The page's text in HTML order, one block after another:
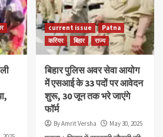
current issue
Patna
करियर
बिहार राज्य
बिहार पुलिस अवर सेवा आयोग
में एसआई के 33 पदों पर आवेदन
शुरू, 30 जून तक भरे जाएंगे
फॉर्म
By Amrit Versha May 30, 2025